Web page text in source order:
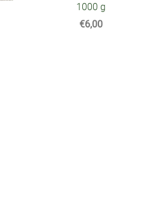
1000 g
€6,00